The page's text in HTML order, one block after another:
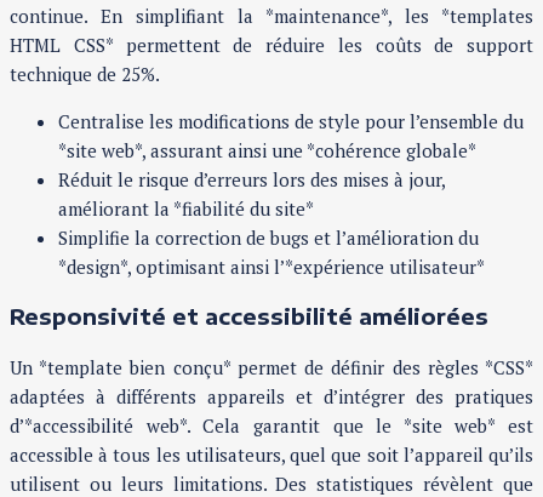
continue. En simplifiant la *maintenance*, les *templates
HTML CSS* permettent de réduire les coûts de support
technique de 25%.
Centralise les modifications de style pour l’ensemble du
*site web*, assurant ainsi une *cohérence globale*
Réduit le risque d’erreurs lors des mises à jour,
améliorant la *fiabilité du site*
Simplifie la correction de bugs et l’amélioration du
*design*, optimisant ainsi l’*expérience utilisateur*
Responsivité et accessibilité améliorées
Un *template bien conçu* permet de définir des règles *CSS*
adaptées à différents appareils et d’intégrer des pratiques
d’*accessibilité web*. Cela garantit que le *site web* est
accessible à tous les utilisateurs, quel que soit l’appareil qu’ils
utilisent ou leurs limitations. Des statistiques révèlent que